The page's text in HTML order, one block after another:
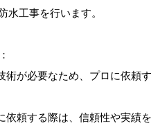
水工事を行います。
術が必要なため、プロに依頼す
依頼する際は、信頼性や実績を